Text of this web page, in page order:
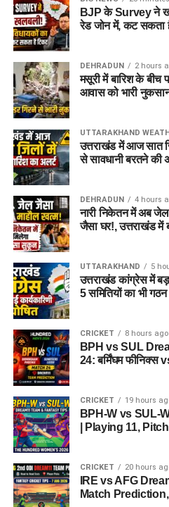
BJP के Survey ने
रेड जोन में, कट सकता
DEHRADUN 2 hours
मसूरी में बारिश के बीच
आवास को भारी
UTTARAKHAND
उत्तराखंड में आज सात
से सावधानी बरतने की
DEHRADUN 4 hours
नारी निकेतन में अब जेल
जैसा घर!, उत्तराखंड में
UTTARAKHAND 5
उत्तराखंड कांग्रेस में
5 समितियों का भी गठन
CRICKET 8 hours ago
BPH vs SUL
24: बर्मिंघम फीनिक्स
CRICKET 19 hours
BPH-W vs SUL-
| Playing 11,
CRICKET 20 hours
IRE vs AFG
Match